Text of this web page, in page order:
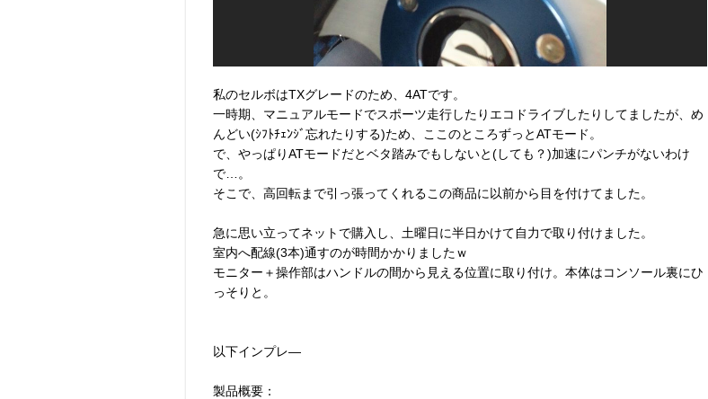
私のセルボはTXグレードのため、4ATです。
一時期、マニュアルモードでスポーツ走行したりエコドライブしたりしてましたが、め
んどい(ｼﾌﾄﾁｪﾝｼﾞ忘れたりする)ため、ここのところずっとATモード。
で、やっぱりATモードだとベタ踏みでもしないと(しても？)加速にパンチがないわけ
で…。
そこで、高回転まで引っ張ってくれるこの商品に以前から目を付けてました。
急に思い立ってネットで購入し、土曜日に半日かけて自力で取り付けました。
室内へ配線(3本)通すのが時間かかりましたｗ
モニター＋操作部はハンドルの間から見える位置に取り付け。本体はコンソール裏にひ
っそりと。
以下インプレ―
製品概要：